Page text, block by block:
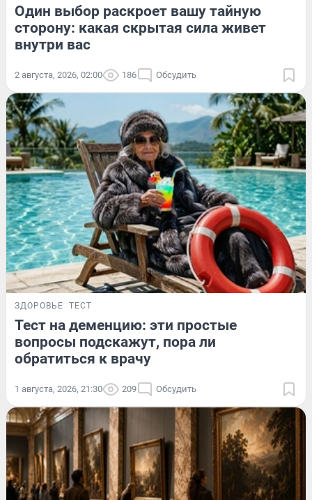
Один выбор раскроет вашу тайную
сторону: какая скрытая сила живет
внутри вас
2 августа, 2026, 02:00 186 Обсудить
ЗДОРОВЬЕ ТЕСТ
Тест на деменцию: эти простые
вопросы подскажут, пора ли
обратиться к врачу
1 августа, 2026, 21:30 209 Обсудить